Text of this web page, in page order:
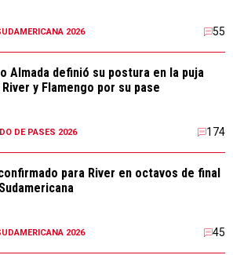
2026 55
Almada definió su postura en la puja
y Flamengo por su pase
DE PASES 2026 174
para River en octavos de final
2026 45